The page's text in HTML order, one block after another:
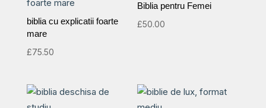
biblia cu explicatii foarte
mare
£75.50
Biblia pentru Femei
£50.00